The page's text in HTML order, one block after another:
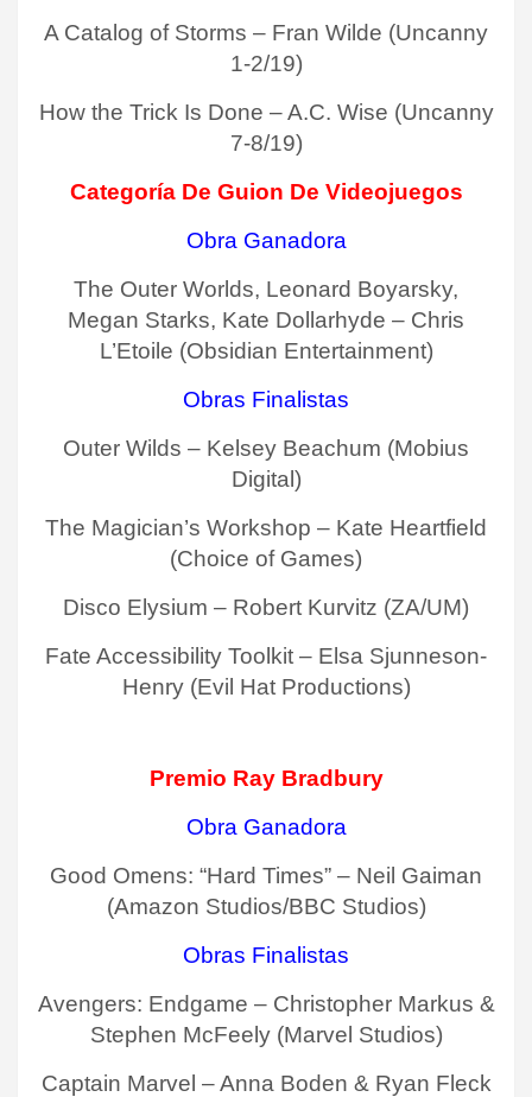
A Catalog of Storms – Fran Wilde (Uncanny
1-2/19)
How the Trick Is Done – A.C. Wise (Uncanny
7-8/19)
Categoría De Guion De Videojuegos
Obra Ganadora
The Outer Worlds, Leonard Boyarsky,
Megan Starks, Kate Dollarhyde – Chris
L’Etoile (Obsidian Entertainment)
Obras Finalistas
Outer Wilds – Kelsey Beachum (Mobius
Digital)
The Magician’s Workshop – Kate Heartfield
(Choice of Games)
Disco Elysium – Robert Kurvitz (ZA/UM)
Fate Accessibility Toolkit – Elsa Sjunneson-
Henry (Evil Hat Productions)
Premio Ray Bradbury
Obra Ganadora
Good Omens: “Hard Times” – Neil Gaiman
(Amazon Studios/BBC Studios)
Obras Finalistas
Avengers: Endgame – Christopher Markus &
Stephen McFeely (Marvel Studios)
Captain Marvel – Anna Boden & Ryan Fleck